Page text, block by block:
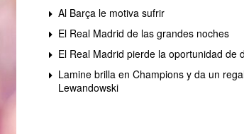
Al Barça le motiva sufrir
El Real Madrid de las grandes noches
El Real Madrid pierde la oportunidad de
Lamine brilla en Champions y da un
Lewandowski